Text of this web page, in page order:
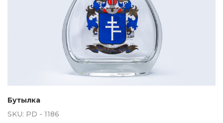
Бутылка
SKU: PD - 1186